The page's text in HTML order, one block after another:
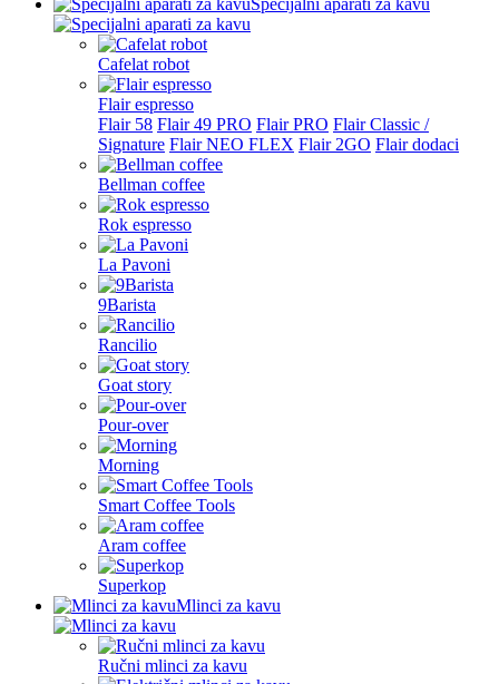
Specijalni aparati za kavu
Cafelat robot
Flair espresso
Flair 58 Flair 49 PRO Flair PRO Flair Classic /
Signature Flair NEO FLEX Flair 2GO Flair dodaci
Bellman coffee
Rok espresso
La Pavoni
9Barista
Rancilio
Goat story
Pour-over
Morning
Smart Coffee Tools
Aram coffee
Superkop
Mlinci za kavu
Ručni mlinci za kavu